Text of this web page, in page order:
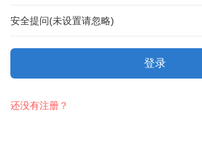
安全提问(未设置请忽略)
登录
还没有注册？